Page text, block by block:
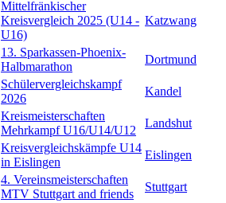
Mittelfränkischer
Kreisvergleich 2025 (U14 -
U16)
Katzwang
13. Sparkassen-Phoenix-
Halbmarathon
Dortmund
Schülervergleichskampf
2026
Kandel
Kreismeisterschaften
Mehrkampf U16/U14/U12
Landshut
Kreisvergleichskämpfe U14
in Eislingen
Eislingen
4. Vereinsmeisterschaften
MTV Stuttgart and friends
Stuttgart